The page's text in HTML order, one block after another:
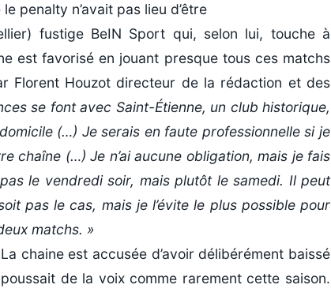
penalty n’avait pas lieu d’être
fustige BeIN Sport qui, selon lui, touche à
est favorisé en jouant presque tous ces matchs
Florent Houzot directeur de la rédaction et des
se font avec Saint-Étienne, un club historique,
(…) Je serais en faute professionnelle si je
chaîne (…) Je n’ai aucune obligation, mais je fais
le vendredi soir, mais plutôt le samedi. Il peut
pas le cas, mais je l’évite le plus possible pour
matchs. »
chaine est accusée d’avoir délibérément baissé
de la voix comme rarement cette saison.